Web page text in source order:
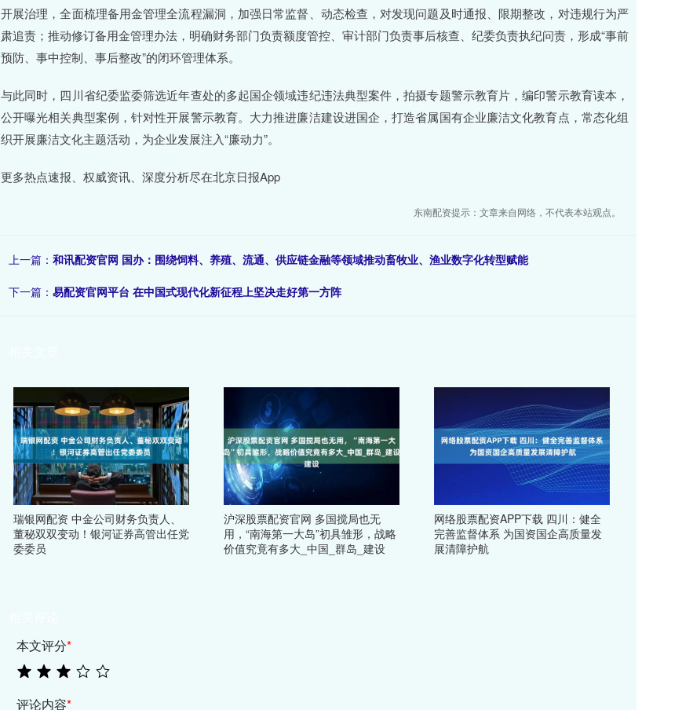
开展治理，全面梳理备用金管理全流程漏洞，加强日常监督、动态检查，对发现问题及时通报、限期整改，对违规行为严
肃追责；推动修订备用金管理办法，明确财务部门负责额度管控、审计部门负责事后核查、纪委负责执纪问责，形成“事前
预防、事中控制、事后整改”的闭环管理体系。
与此同时，四川省纪委监委筛选近年查处的多起国企领域违纪违法典型案件，拍摄专题警示教育片，编印警示教育读本，
公开曝光相关典型案例，针对性开展警示教育。大力推进廉洁建设进国企，打造省属国有企业廉洁文化教育点，常态化组
织开展廉洁文化主题活动，为企业发展注入“廉动力”。
更多热点速报、权威资讯、深度分析尽在北京日报App
东南配资提示：文章来自网络，不代表本站观点。
上一篇： 和讯配资官网 国办：围绕饲料、养殖、流通、供应链金融等领域推动畜牧业、渔业数字化转型赋能
下一篇： 易配资官网平台 在中国式现代化新征程上坚决走好第一方阵
瑞银网配资 中金公司财务负责人、
董秘双双变动！银河证券高管出任党
委委员
沪深股票配资官网 多国搅局也无
用，“南海第一大岛”初具雏形，战略
价值究竟有多大_中国_群岛_建设
网络股票配资APP下载 四川：健全
完善监督体系 为国资国企高质量发
展清障护航
本文评分*
评论内容*